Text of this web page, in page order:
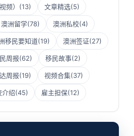
频） (13) 文章精选(5)
澳洲留学(78) 澳洲私校(4)
移民要知道(19) 澳洲签证(27)
周报(62) 移民故事(2)
周报(19) 视频合集(37)
介绍(45) 雇主担保(12)